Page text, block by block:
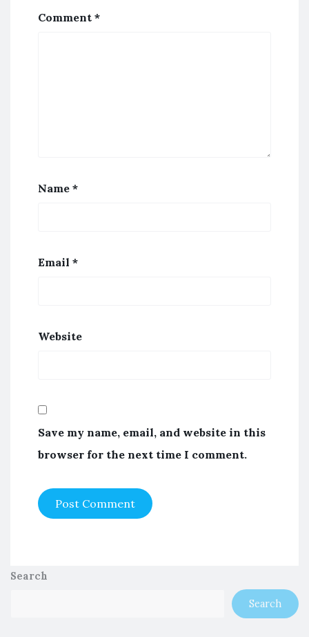
Comment *
Name *
Email *
Website
Save my name, email, and website in this
browser for the next time I comment.
Search
Search